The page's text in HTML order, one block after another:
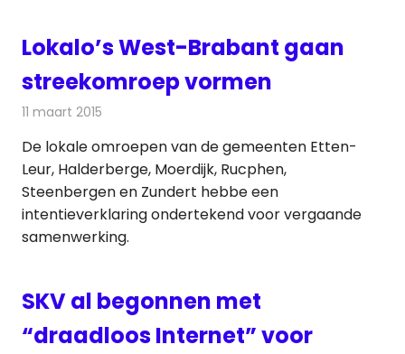
Lokalo’s West-Brabant gaan
streekomroep vormen
11 maart 2015
De lokale omroepen van de gemeenten Etten-
Leur, Halderberge, Moerdijk, Rucphen,
Steenbergen en Zundert hebbe een
intentieverklaring ondertekend voor vergaande
samenwerking.
SKV al begonnen met
“draadloos Internet” voor